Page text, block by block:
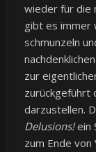
wieder für die
gibt es immer
schmunzeln
zur
zurückgeführt
darzustellen.
Delusions!ein
zum Ende